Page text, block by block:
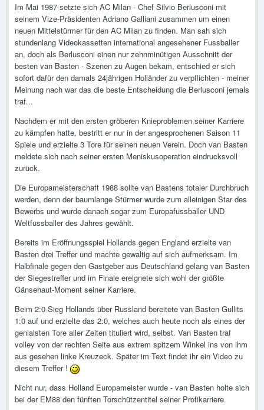
Im Mai 1987 setzte sich AC Milan - Chef Silvio Berlusconi mit
seinem Vize-Präsidenten Adriano Galliani zusammen um einen
neuen Mittelstürmer für den AC Milan zu finden. Man sah sich
stundenlang Videokassetten international angesehener Fussballer
an, doch als Berlusconi einen nur zehnminütigen Ausschnitt der
besten van Basten - Szenen zu Augen bekam, entschied er sich
sofort dafür den damals 24jährigen Holländer zu verpflichten - meiner
Meinung nach war das die beste Entscheidung die Berlusconi jemals
traf...
Nachdem er mit den ersten gröberen Knieproblemen seiner Karriere
zu kämpfen hatte, bestritt er nur in der angesprochenen Saison 11
Spiele und erzielte 3 Tore für seinen neuen Verein. Doch van Basten
meldete sich nach seiner ersten Meniskusoperation eindrucksvoll
zurück.
Die Europameisterschaft 1988 sollte van Bastens totaler Durchbruch
werden, denn der baumlange Stürmer wurde zum alleinigen Star des
Bewerbs und wurde danach sogar zum Europafussballer UND
Weltfussballer des Jahres gewählt.
Bereits im Eröffnungsspiel Hollands gegen England erzielte van
Basten drei Treffer und machte gewaltig auf sich aufmerksam. Im
Halbfinale gegen den Gastgeber aus Deutschland gelang van Basten
der Siegestreffer und im Finale ereignete sich wohl der größte
Gänsehaut-Moment seiner Karriere.
Beim 2:0-Sieg Hollands über Russland bereitete van Basten Gullits
1:0 auf und erzielte das 2:0, welches auch heute noch als eines der
genialsten Tore aller Zeiten tituliert wird, selbst. Van Basten traf
volley von der rechten Seite aus extrem spitzem Winkel ins von ihm
aus gesehen linke Kreuzeck. Später im Text findet ihr ein Video zu
diesem Treffer !
Nicht nur, dass Holland Europameister wurde - van Basten holte sich
bei der EM88 den fünften Torschützentitel seiner Profikarriere.